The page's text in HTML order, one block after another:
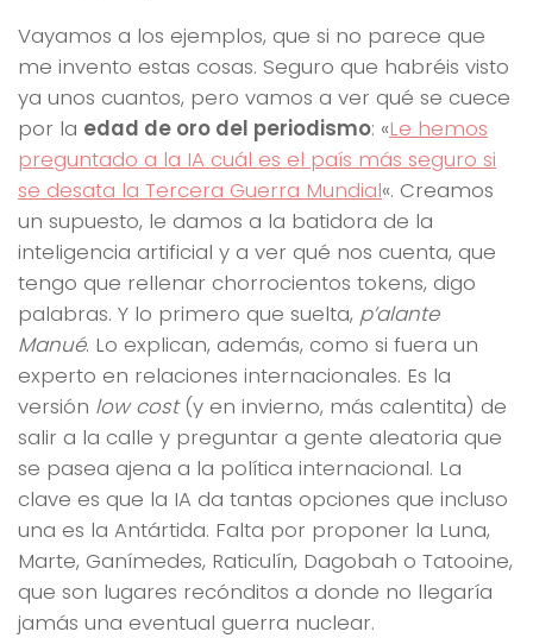
Vayamos a los ejemplos, que si no parece que
me invento estas cosas. Seguro que habréis visto
ya unos cuantos, pero vamos a ver qué se cuece
por la edad de oro del periodismo: «Le hemos
preguntado a la IA cuál es el país más seguro si
se desata la Tercera Guerra Mundial«. Creamos
un supuesto, le damos a la batidora de la
inteligencia artificial y a ver qué nos cuenta, que
tengo que rellenar chorrocientos tokens, digo
palabras. Y lo primero que suelta, p’alante
Manué. Lo explican, además, como si fuera un
experto en relaciones internacionales. Es la
versión low cost(y en invierno, más calentita) de
salir a la calle y preguntar a gente aleatoria que
se pasea ajena a la política internacional. La
clave es que la IA da tantas opciones que incluso
una es la Antártida. Falta por proponer la Luna,
Marte, Ganímedes, Raticulín, Dagobah o Tatooine,
que son lugares recónditos a donde no llegaría
jamás una eventual guerra nuclear.